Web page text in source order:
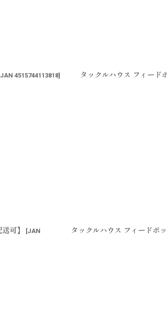
JAN 4515744113818] タックルハウス フィード
可】 [JAN
タックルハウス フィードポ